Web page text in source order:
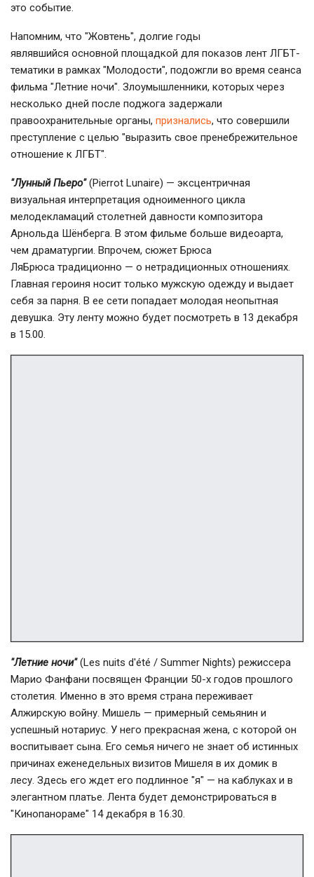
это событие.
Напомним, что "Жовтень", долгие годы
являвшийся основной площадкой для показов лент ЛГБТ-
тематики в рамках "Молодости", подожгли во время сеанса
фильма "Летние ночи". Злоумышленники, которых через
несколько дней после поджога задержали
правоохранительные органы, признались, что совершили
преступление с целью "выразить свое пренебрежительное
отношение к ЛГБТ".
"Лунный Пьеро"(Pierrot Lunaire) — эксцентричная
визуальная интерпретация одноименного цикла
мелодекламаций столетней давности композитора
Арнольда Шёнберга. В этом фильме больше видеоарта,
чем драматургии. Впрочем, сюжет Брюса
ЛяБрюса традиционно — о нетрадиционных отношениях.
Главная героиня носит только мужскую одежду и выдает
себя за парня. В ее сети попадает молодая неопытная
девушка. Эту ленту можно будет посмотреть в 13 декабря
в 15.00.
"Летние ночи"(Les nuits d'été / Summer Nights) режиссера
Марио Фанфани посвящен Франции 50-х годов прошлого
столетия. Именно в это время страна переживает
Алжирскую войну. Мишель — примерный семьянин и
успешный нотариус. У него прекрасная жена, с которой он
воспитывает сына. Его семья ничего не знает об истинных
причинах еженедельных визитов Мишеля в их домик в
лесу. Здесь его ждет его подлинное "я" — на каблуках и в
элегантном платье. Лента будет демонстрироваться в
"Кинопанораме" 14 декабря в 16.30.